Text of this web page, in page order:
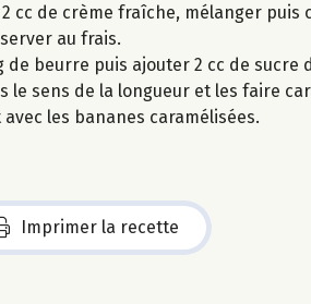
cc de crème fraîche, mélanger puis
au frais.
beurre puis ajouter 2 cc de sucre
le sens de la longueur et les faire
les bananes caramélisées.
Imprimer la recette